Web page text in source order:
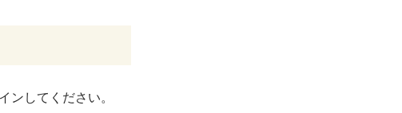
ンしてください。